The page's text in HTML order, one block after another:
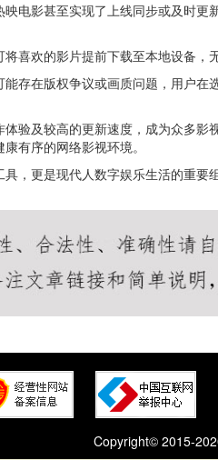
电影甚至实现了上线同步或及时
喜欢的影片提前下载至本地设备，
存在版权争议或画质问题，用户
验及较高的更新速度，成为众多
有序的网络影视环境。
，更是现代人数字娱乐生活的重
Copyright© 2015-